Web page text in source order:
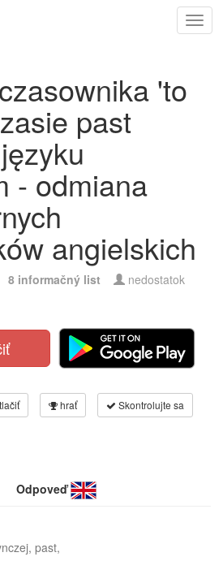
'to
past
- odmiana
angielskich
8 informačný list nedostatok
hrať Skontrolujte sa
Odpoveď
past,